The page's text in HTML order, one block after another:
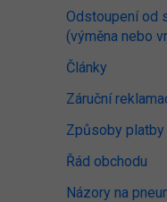
Odstoupení od
(výměna nebo
Články
Záruční
Způsoby platby
Řád obchodu
Názory na